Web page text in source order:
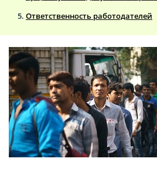
Ответственность работодателей